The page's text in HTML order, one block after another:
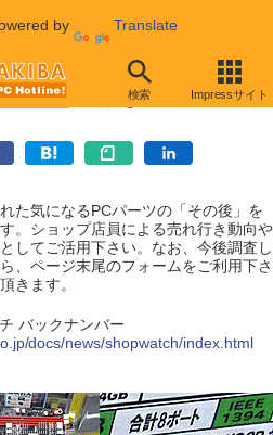
by Translate
検索 Impressサイト
ッチ（ HDMI付きAtom D510マザ
た気になるPCパーツの「その後」を
。ショップ店員による売れ行き動向や
してご活用下さい。なお、今後調査し
、ページ末尾のフォームをご利用下さ
きます。
バックナンバー
docs/news/shopwatch/index.html